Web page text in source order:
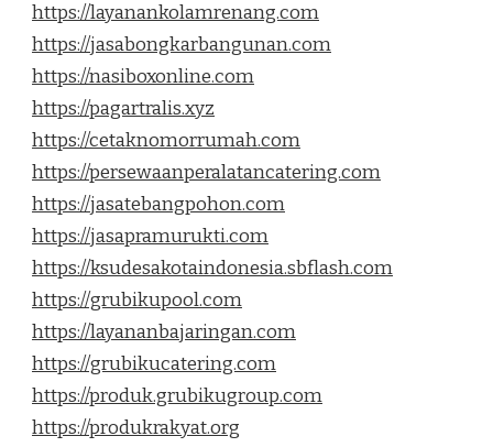
https://layanankolamrenang.com
https://jasabongkarbangunan.com
https://nasiboxonline.com
https://pagartralis.xyz
https://cetaknomorrumah.com
https://persewaanperalatancatering.com
https://jasatebangpohon.com
https://jasapramurukti.com
https://ksudesakotaindonesia.sbflash.com
https://grubikupool.com
https://layananbajaringan.com
https://grubikucatering.com
https://produk.grubikugroup.com
https://produkrakyat.org